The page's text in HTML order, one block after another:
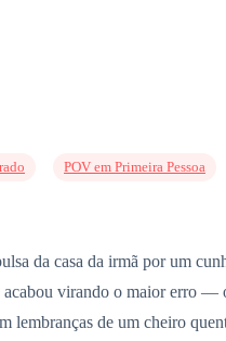
POV em Primeira Pessoa
da casa da irmã por um
virando o maior erro —
lembranças de um cheiro